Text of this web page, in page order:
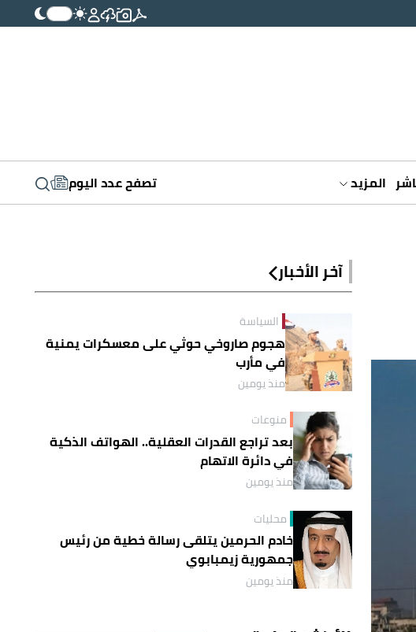
المزيد تصفح عدد اليوم
آخر الأخبار
السياسة
هجوم صاروخي حوثي على معسكرات يمنية
في مأرب
منذ يومين
منوعات
بعد تراجع القدرات العقلية.. الهواتف الذكية
في دائرة الاتهام
منذ يومين
محليات
خادم الحرمين يتلقى رسالة خطية من رئيس
جمهورية زيمبابوي
منذ يومين